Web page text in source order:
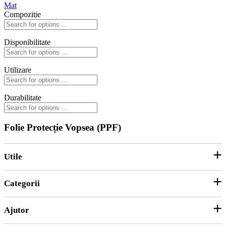
Mat
Compozitie
Disponibilitate
Utilizare
Durabilitate
Folie Protecție Vopsea (PPF)
Utile
Parteneri
Categorii
Echipamente și Consumabile
Ajutor